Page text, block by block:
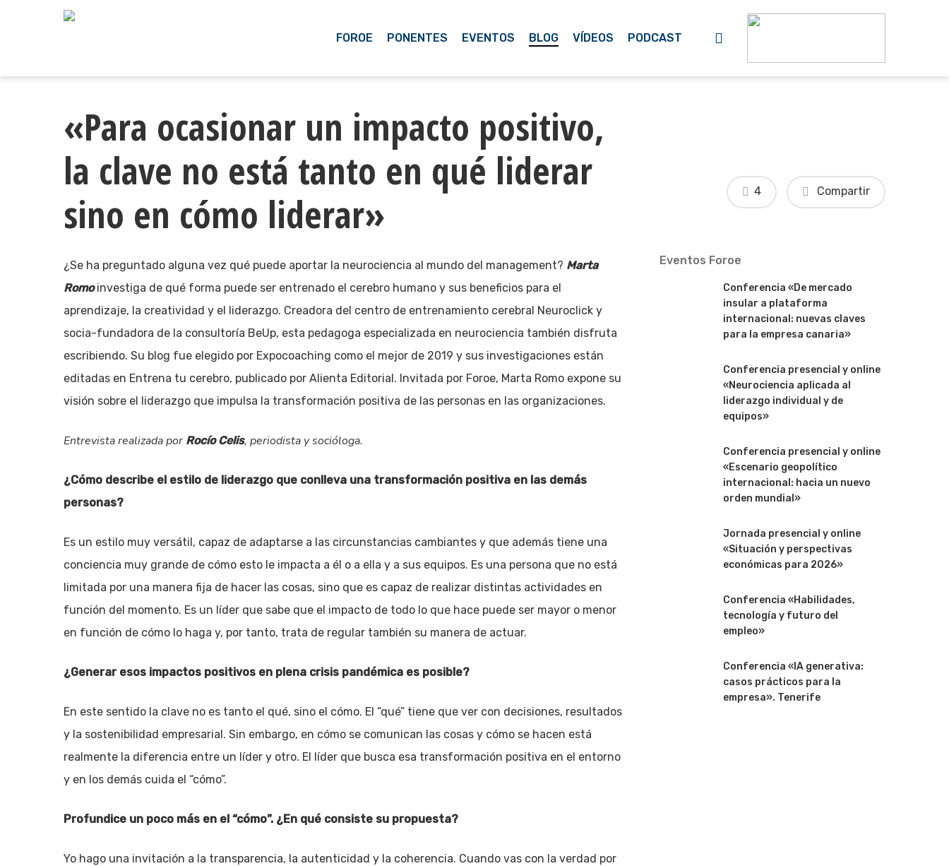
content
Pulsa enter para buscar o ESC para cerrar
FOROE PONENTES EVENTOS BLOG VÍDEOS PODCAST
«Para ocasionar un impacto positivo,
la clave no está tanto en qué liderar
sino en cómo liderar»
Compartir
4
¿Se ha preguntado alguna vez qué puede aportar la neurociencia al mundo del management? Marta
Romo investiga de qué forma puede ser entrenado el cerebro humano y sus beneficios para el
aprendizaje, la creatividad y el liderazgo. Creadora del centro de entrenamiento cerebral Neuroclick y
socia-fundadora de la consultoría BeUp, esta pedagoga especializada en neurociencia también disfruta
escribiendo. Su blog fue elegido por Expocoaching como el mejor de 2019 y sus investigaciones están
editadas en Entrena tu cerebro, publicado por Alienta Editorial. Invitada por Foroe, Marta Romo expone su
visión sobre el liderazgo que impulsa la transformación positiva de las personas en las organizaciones.
Entrevista realizada por Rocío Celis, periodista y socióloga.
¿Cómo describe el estilo de liderazgo que conlleva una transformación positiva en las demás
personas?
Es un estilo muy versátil, capaz de adaptarse a las circunstancias cambiantes y que además tiene una
conciencia muy grande de cómo esto le impacta a él o a ella y a sus equipos. Es una persona que no está
limitada por una manera fija de hacer las cosas, sino que es capaz de realizar distintas actividades en
función del momento. Es un líder que sabe que el impacto de todo lo que hace puede ser mayor o menor
en función de cómo lo haga y, por tanto, trata de regular también su manera de actuar.
¿Generar esos impactos positivos en plena crisis pandémica es posible?
En este sentido la clave no es tanto el qué, sino el cómo. El “qué” tiene que ver con decisiones, resultados
y la sostenibilidad empresarial. Sin embargo, en cómo se comunican las cosas y cómo se hacen está
realmente la diferencia entre un líder y otro. El líder que busca esa transformación positiva en el entorno
y en los demás cuida el “cómo”.
Profundice un poco más en el “cómo”. ¿En qué consiste su propuesta?
Yo hago una invitación a la transparencia, la autenticidad y la coherencia. Cuando vas con la verdad por
Eventos Foroe
Conferencia «De mercado
insular a plataforma
internacional: nuevas claves
para la empresa canaria»
Conferencia presencial y online
«Neurociencia aplicada al
liderazgo individual y de
equipos»
Conferencia presencial y online
«Escenario geopolítico
internacional: hacia un nuevo
orden mundial»
Jornada presencial y online
«Situación y perspectivas
económicas para 2026»
Conferencia «Habilidades,
tecnología y futuro del
empleo»
Conferencia «IA generativa:
casos prácticos para la
empresa». Tenerife